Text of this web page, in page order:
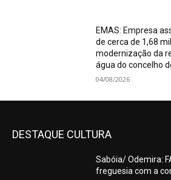
EMAS: Empresa
de cerca de 1,68
modernização da
água do concelho
04/08/2026
DESTAQUE CULTURA
Sabóia/ Odemira:
freguesia com a